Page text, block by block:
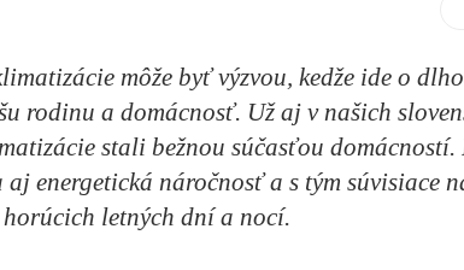
môže byť výzvou, kedže ide o
rodinu a domácnosť. Už aj v našich
stali bežnou súčasťou
aj energetická náročnosť a s tým súvisiace
letných dní a nocí.